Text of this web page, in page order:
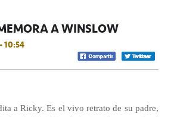
A WINSLOW
10:54
a Ricky. Es el vivo retrato de su padre,